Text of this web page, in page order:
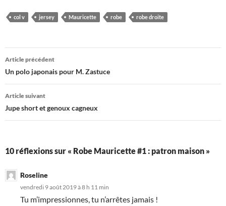
col v jersey Mauricette robe robe droite
Navigation
des
articles
Article précédent
Un polo japonais pour M. Zastuce
Article suivant
Jupe short et genoux cagneux
10 réflexions sur « Robe Mauricette #1 : patron maison »
Roseline
vendredi 9 août 2019 à 8 h 11 min
Tu m’impressionnes, tu n’arrêtes jamais !